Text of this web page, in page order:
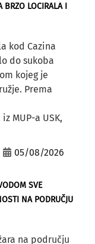
BRZO LOCIRALA I
kod Cazina
do sukoba
kojeg je
Prema
MUP-a USK,
05/08/2026
SVE
NA PODRUČJU
na području